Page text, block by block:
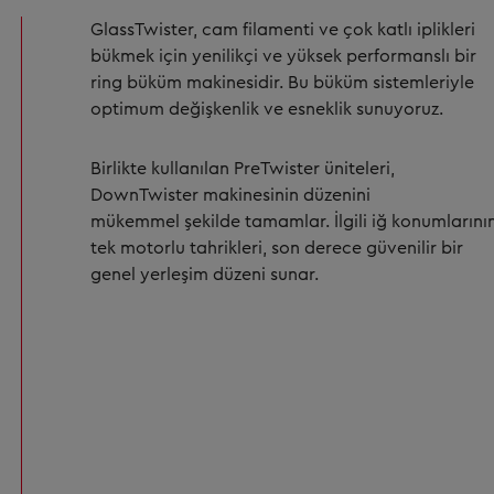
GlassTwister, cam filamenti ve çok katlı iplikleri
bükmek için yenilikçi ve yüksek performanslı bir
ring büküm makinesidir. Bu büküm sistemleriyle
optimum değişkenlik ve esneklik sunuyoruz.
Birlikte kullanılan PreTwister üniteleri,
DownTwister makinesinin düzenini
mükemmel şekilde tamamlar. İlgili iğ
tek motorlu tahrikleri, son derece güvenilir bir
genel yerleşim düzeni sunar.